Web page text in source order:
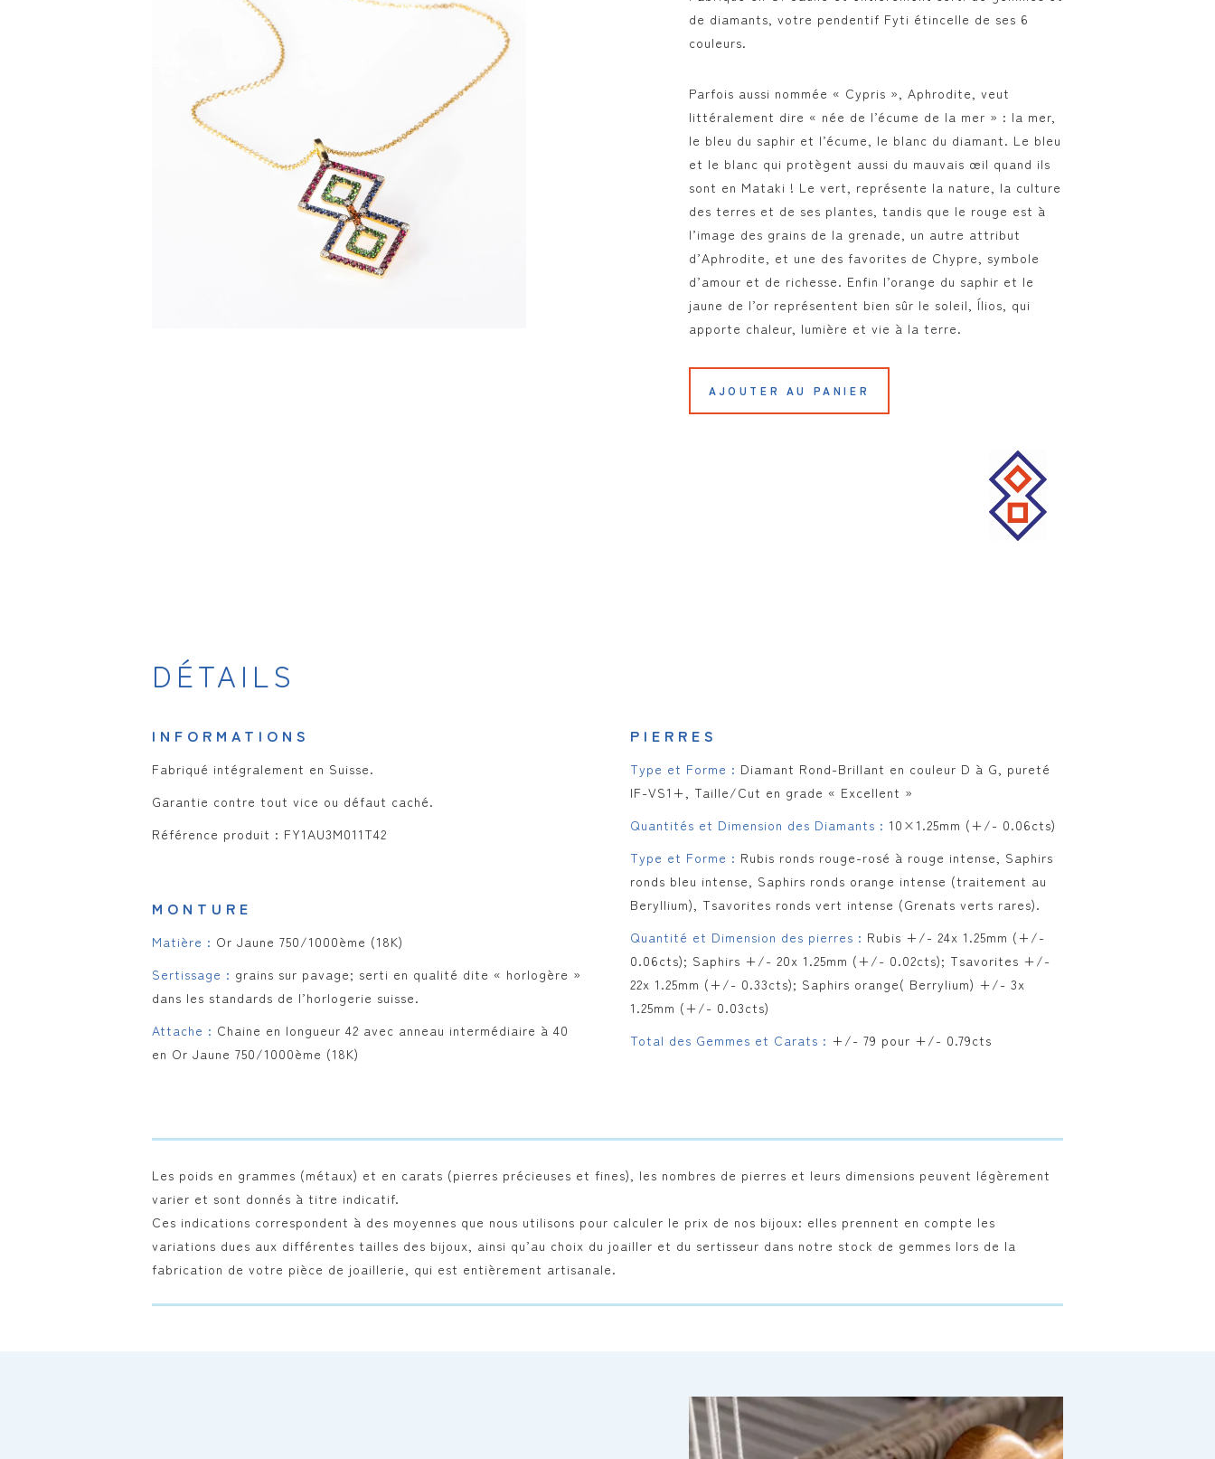
de diamants, votre pendentif Fyti étincelle de ses 6
couleurs.
Parfois aussi nommée « Cypris », Aphrodite, veut
littéralement dire « née de l’écume de la mer » : la mer,
le bleu du saphir et l’écume, le blanc du diamant. Le bleu
et le blanc qui protègent aussi du mauvais œil quand ils
sont en Mataki ! Le vert, représente la nature, la culture
des terres et de ses plantes, tandis que le rouge est à
l’image des grains de la grenade, un autre attribut
d’Aphrodite, et une des favorites de Chypre, symbole
d’amour et de richesse. Enfin l’orange du saphir et le
jaune de l’or représentent bien sûr le soleil, Ílios, qui
apporte chaleur, lumière et vie à la terre.
AJOUTER AU PANIER
DÉTAILS
INFORMATIONS
Fabriqué intégralement en Suisse.
Garantie contre tout vice ou défaut caché.
Référence produit : FY1AU3M011T42
MONTURE
Matière : Or Jaune 750/1000ème (18K)
Sertissage : grains sur pavage; serti en qualité dite « horlogère »
dans les standards de l’horlogerie suisse.
Attache : Chaine en longueur 42 avec anneau intermédiaire à 40
en Or Jaune 750/1000ème (18K)
PIERRES
Type et Forme : Diamant Rond-Brillant en couleur D à G, pureté
IF-VS1+, Taille/Cut en grade « Excellent »
Quantités et Dimension des Diamants : 10×1.25mm (+/- 0.06cts)
Type et Forme : Rubis ronds rouge-rosé à rouge intense, Saphirs
ronds bleu intense, Saphirs ronds orange intense (traitement au
Beryllium), Tsavorites ronds vert intense (Grenats verts rares).
Quantité et Dimension des pierres : Rubis +/- 24x 1.25mm (+/-
0.06cts); Saphirs +/- 20x 1.25mm (+/- 0.02cts); Tsavorites +/-
22x 1.25mm (+/- 0.33cts); Saphirs orange( Berrylium) +/- 3x
1.25mm (+/- 0.03cts)
Total des Gemmes et Carats : +/- 79 pour +/- 0.79cts
Les poids en grammes (métaux) et en carats (pierres précieuses et fines), les nombres de pierres et leurs dimensions peuvent légèrement
varier et sont donnés à titre indicatif.
Ces indications correspondent à des moyennes que nous utilisons pour calculer le prix de nos bijoux: elles prennent en compte les
variations dues aux différentes tailles des bijoux, ainsi qu’au choix du joailler et du sertisseur dans notre stock de gemmes lors de la
fabrication de votre pièce de joaillerie, qui est entièrement artisanale.